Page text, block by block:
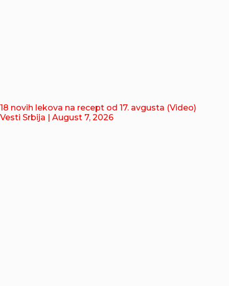
18 novih lekova na recept od 17. avgusta (Video)
Vesti Srbija | August 7, 2026